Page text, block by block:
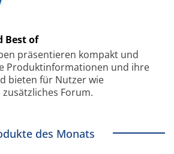
Best of
präsentieren kompakt und
Produkt­informationen und ihre
bieten für Nutzer wie
Forum.
des Monats